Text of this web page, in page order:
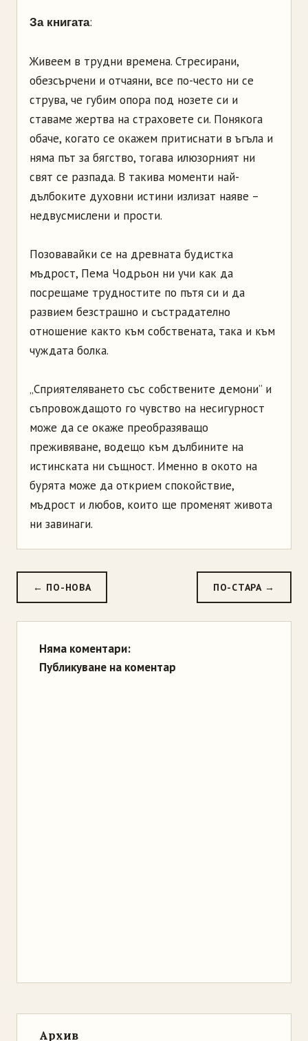
За книгата:
Живеем в трудни времена. Стресирани,
обезсърчени и отчаяни, все по-често ни се
струва, че губим опора под нозете си и
ставаме жертва на страховете си. Понякога
обаче, когато се окажем притиснати в ъгъла и
няма път за бягство, тогава илюзорният ни
свят се разпада. В такива моменти най-
дълбоките духовни истини излизат наяве –
недвусмислени и прости.
Позовавайки се на древната будистка
мъдрост, Пема Чодрьон ни учи как да
посрещаме трудностите по пътя си и да
развием безстрашно и състрадателно
отношение както към собствената, така и към
чуждата болка.
„Сприятеляването със собствените демони” и
съпровождащото го чувство на несигурност
може да се окаже преобразяващо
преживяване, водещо към дълбините на
истинската ни същност. Именно в окото на
бурята може да открием спокойствие,
мъдрост и любов, които ще променят живота
ни завинаги.
← ПО-НОВА ПО-СТАРА →
Няма коментари:
Публикуване на коментар
Архив